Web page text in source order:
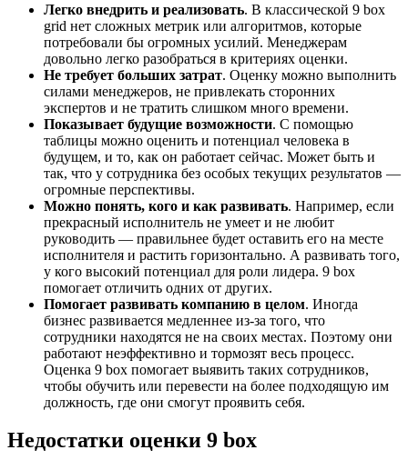
Легко внедрить и реализовать. В классической 9 box
grid нет сложных метрик или алгоритмов, которые
потребовали бы огромных усилий. Менеджерам
довольно легко разобраться в критериях оценки.
Не требует больших затрат. Оценку можно выполнить
силами менеджеров, не привлекать сторонних
экспертов и не тратить слишком много времени.
Показывает будущие возможности. С помощью
таблицы можно оценить и потенциал человека в
будущем, и то, как он работает сейчас. Может быть и
так, что у сотрудника без особых текущих результатов —
огромные перспективы.
Можно понять, кого и как развивать. Например, если
прекрасный исполнитель не умеет и не любит
руководить — правильнее будет оставить его на месте
исполнителя и растить горизонтально. А развивать того,
у кого высокий потенциал для роли лидера. 9 box
помогает отличить одних от других.
Помогает развивать компанию в целом. Иногда
бизнес развивается медленнее из-за того, что
сотрудники находятся не на своих местах. Поэтому они
работают неэффективно и тормозят весь процесс.
Оценка 9 box помогает выявить таких сотрудников,
чтобы обучить или перевести на более подходящую им
должность, где они смогут проявить себя.
Недостатки оценки 9 box